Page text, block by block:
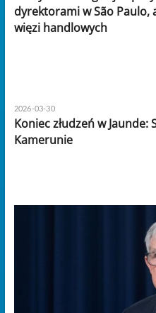
dyrektorami w São Paulo,
więzi handlowych
2026-03-30
Koniec złudzeń w Jaunde:
Kamerunie